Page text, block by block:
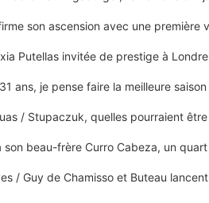
son ascension avec une première
Putellas invitée de prestige à
ans, je pense faire la meilleure
/ Stupaczuk, quelles pourraient
son beau-frère Curro Cabeza, un
/ Guy de Chamisso et Buteau